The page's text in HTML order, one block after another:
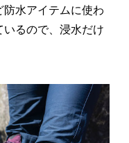
水アイテムに使わ
るので、浸水だけ